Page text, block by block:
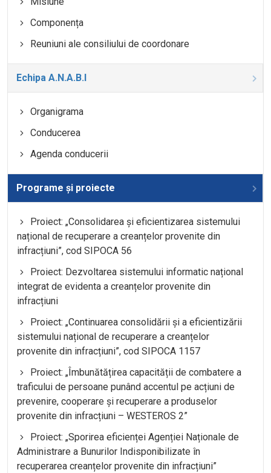
Componența
Reuniuni ale consiliului de coordonare
Echipa A.N.A.B.I
Organigrama
Conducerea
Agenda conducerii
Programe și proiecte
Proiect: „Consolidarea și eficientizarea sistemului
național de recuperare a creanțelor provenite din
infracțiuni”, cod SIPOCA 56
Proiect: Dezvoltarea sistemului informatic național
integrat de evidenta a creanțelor provenite din
infracțiuni
Proiect: „Continuarea consolidării și a eficientizării
sistemului național de recuperare a creanțelor
provenite din infracțiuni”, cod SIPOCA 1157
Proiect: „Îmbunătățirea capacității de combatere a
traficului de persoane punând accentul pe acțiuni de
prevenire, cooperare și recuperare a produselor
provenite din infracțiuni – WESTEROS 2”
Proiect: „Sporirea eficienței Agenției Naționale de
Administrare a Bunurilor Indisponibilizate în
recuperarea creanțelor provenite din infracțiuni”